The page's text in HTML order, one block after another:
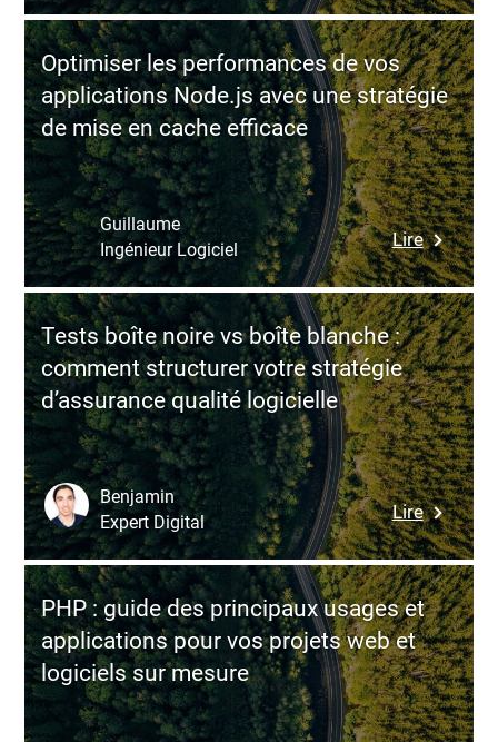
une
agile
et
à
la
:
guide
pour
des
Optimiser les performances de vos
applications Node.js avec une stratégie
de mise en cache efficace
Lire:
les
de
vos
Node.js
avec
une
stratégie
de
mise
en
cache
efficace
Guillaume
Ingénieur Logiciel
Tests boîte noire vs boîte blanche :
comment structurer votre stratégie
d’assurance qualité logicielle
Lire:
Tests
boîte
noire
vs
boîte
blanche
:
Benjamin
Expert Digital
PHP : guide des principaux usages et
applications pour vos projets web et
logiciels sur mesure